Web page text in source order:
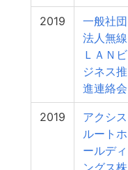
2019
一般社団
法人無線
ＬＡＮビ
ジネス推
進連絡会
2019
アクシス
ルートホ
ールディ
ングス株